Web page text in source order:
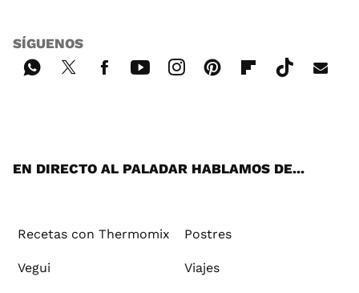
SÍGUENOS
EN DIRECTO AL PALADAR HABLAMOS DE...
Recetas con Thermomix Postres
Vegui Viajes